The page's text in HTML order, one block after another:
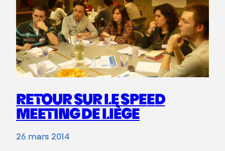
RETOUR SUR LE SPEED
MEETING DE LIÈGE
26 mars 2014